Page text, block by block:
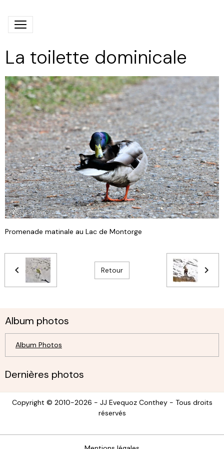
La toilette dominicale
Promenade matinale au Lac de Montorge
Retour
Album photos
Album Photos
Dernières photos
Copyright © 2010-2026 - JJ Evequoz Conthey - Tous droits
réservés